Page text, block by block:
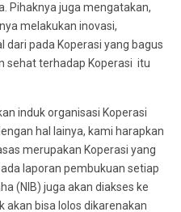
Pihaknya juga mengatakan,
melakukan inovasi,
dari pada Koperasi yang bagus
sehat terhadap Koperasi itu
induk organisasi Koperasi
hal lainya, kami harapkan
merupakan Koperasi yang
laporan pembukuan setiap
(NIB) juga akan diakses ke
akan bisa lolos dikarenakan